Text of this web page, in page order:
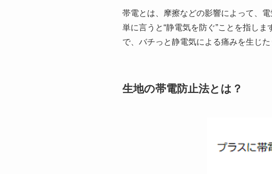
帯電とは、摩擦などの影響によって、
単に言うと“静電気を防ぐ”ことを指し
で、バチっと静電気による痛みを生じ
生地の帯電防止法とは？